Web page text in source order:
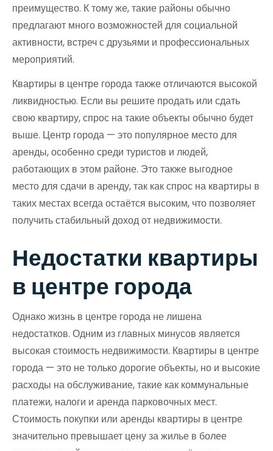
преимущество. К тому же, такие районы обычно
предлагают много возможностей для социальной
активности, встреч с друзьями и профессиональных
мероприятий.
Квартиры в центре города также отличаются высокой
ликвидностью. Если вы решите продать или сдать
свою квартиру, спрос на такие объекты обычно будет
выше. Центр города — это популярное место для
аренды, особенно среди туристов и людей,
работающих в этом районе. Это также выгодное
место для сдачи в аренду, так как спрос на квартиры в
таких местах всегда остаётся высоким, что позволяет
получить стабильный доход от недвижимости.
Недостатки квартиры
в центре города
Однако жизнь в центре города не лишена
недостатков. Одним из главных минусов является
высокая стоимость недвижимости. Квартиры в центре
города — это не только дорогие объекты, но и высокие
расходы на обслуживание, такие как коммунальные
платежи, налоги и аренда парковочных мест.
Стоимость покупки или аренды квартиры в центре
значительно превышает цену за жилье в более